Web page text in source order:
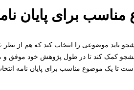
برای پایان
باید موضوعی را انتخاب کند که هم از
کمک کند تا در طول پژوهش خود موفق و
است تا یک موضوع مناسب برای پایان نامه